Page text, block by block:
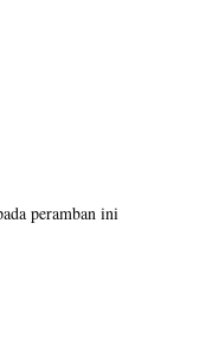
peramban ini